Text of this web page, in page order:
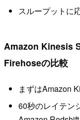
スループットに
Amazon Kinesis
Firehoseの比較
まずはAmazon
60秒のレイテン